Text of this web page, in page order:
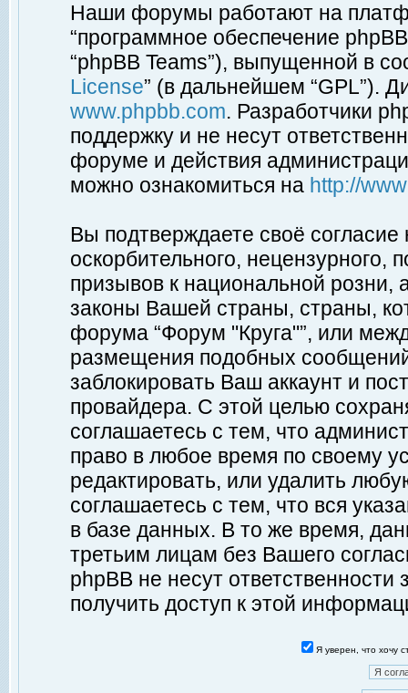
Наши форумы работают на
“программное обеспечение
“phpBB Teams”), выпущенной в
License” (в дальнейшем “GPL”).
www.phpbb.com. Разработчики
поддержку и не несут
форуме и действия
можно ознакомиться на http://
Вы подтверждаете своё
оскорбительного, нецензурного,
призывов к национальной
законы Вашей страны, страны,
форума “Форум "Круга"”, или
размещения подобных
заблокировать Ваш аккаунт и
провайдера. С этой целью
соглашаетесь с тем, что
право в любое время по своему
редактировать, или удалить
соглашаетесь с тем, что вся
в базе данных. В то же время,
третьим лицам без Вашего
phpBB не несут ответственности
получить доступ к этой
Я уверен, что хочу